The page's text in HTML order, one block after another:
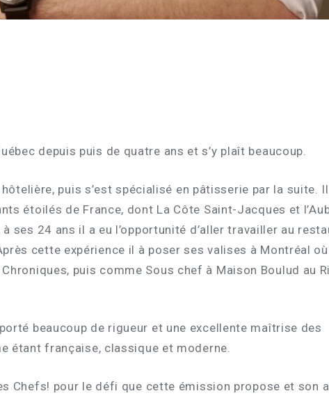
depuis puis de quatre ans et s’y plaît beaucoup.
puis s’est spécialisé en pâtisserie par la suite.
étoilés de France, dont La Côte Saint-Jacques et
ses 24 ans il a eu l’opportunité d’aller travailler au
cette expérience il à poser ses valises à Montréal
puis comme Sous chef à Maison Boulud au
beaucoup de rigueur et une excellente maîtrise des
étant française, classique et moderne.
Chefs! pour le défi que cette émission propose et son